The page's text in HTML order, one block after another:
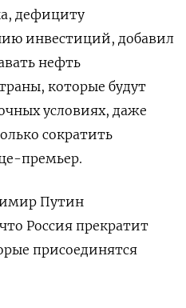
дефициту
инвестиций, добавил
нефть
которые будут
условиях, даже
сократить
премьер.
Путин
Россия прекратит
присоединятся